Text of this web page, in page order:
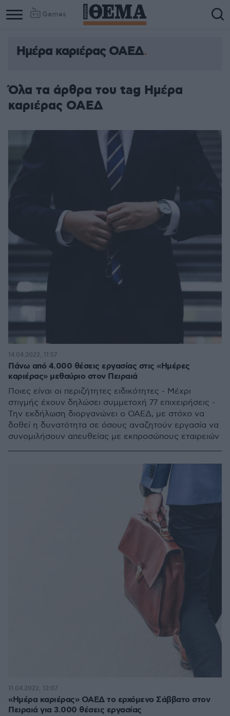
Games
Column
Column
Ημέρα καριέρας ΟΑΕΔ
Όλα τα άρθρα του tag Ημέρα
καριέρας ΟΑΕΔ
Πάνω από 4.000 θέσεις εργασίας στις «Ημέρες
καριέρας» μεθαύριο στον Πειραιά
Ποιες είναι οι περιζήτητες ειδικότητες - Μέχρι
στιγμής έχουν δηλώσει συμμετοχή 77 επιχειρήσεις -
Την εκδήλωση διοργανώνει ο ΟΑΕΔ, με στόχο να
δοθεί η δυνατότητα σε όσους αναζητούν εργασία να
συνομιλήσουν απευθείας με εκπροσώπους εταιρειών
14.04.2022, 11:57
«Ημέρα καριέρας» ΟΑΕΔ το ερχόμενο Σάββατο στον
Πειραιά για 3.000 θέσεις εργασίας
11.04.2022, 12:07